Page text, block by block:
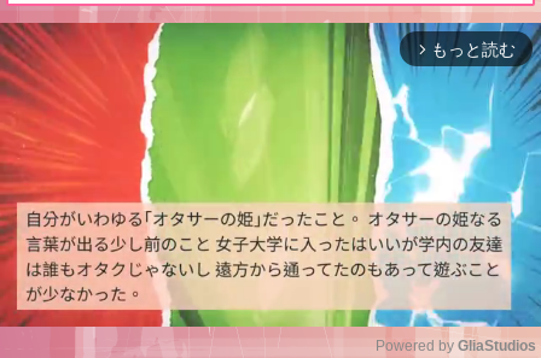
arrow_forward_ios もっと読む
Powered by GliaStudios